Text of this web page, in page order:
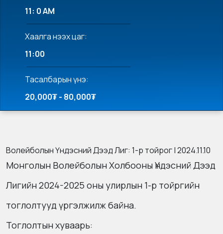
11: 0 AM
Хаалга нээх цаг:
11:00
Тасалбарын үнэ:
20,000₮ - 80,000₮
Волейболын Үндэсний Дээд Лиг: 1-р тойрог | 2024.11.10
Монголын Волейболын Холбооны Үндэсний Дээд
Лигийн 2024-2025 оны улирлын 1-р тойргийн
тоглолтууд үргэлжилж байна.
Тоглолтын хуваарь: